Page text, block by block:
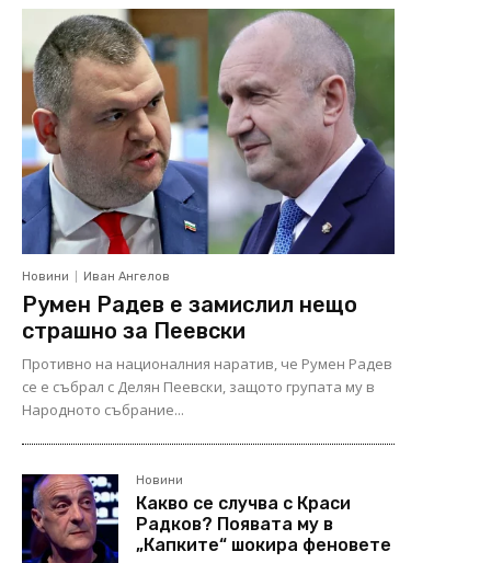
Новини Иван Ангелов
Румен Радев е замислил нещо
страшно за Пеевски
Противно на националния наратив, че Румен Радев
се е събрал с Делян Пеевски, защото групата му в
Народното събрание...
Новини
Какво се случва с Краси
Радков? Появата му в
„Капките“ шокира феновете